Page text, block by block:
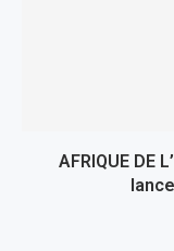
AFRIQUE DE